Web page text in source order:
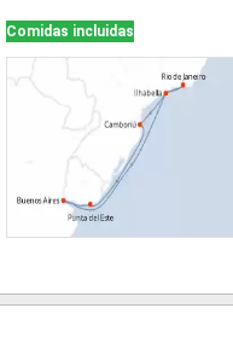
Comidas incluidas